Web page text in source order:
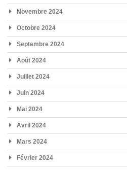
Novembre 2024
Octobre 2024
Septembre 2024
Août 2024
Juillet 2024
Juin 2024
Mai 2024
Avril 2024
Mars 2024
Février 2024